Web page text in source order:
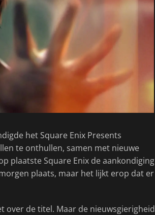
het Square Enix Presents
te onthullen, samen met nieuwe
plaatste Square Enix de aankondiging
plaats, maar het lijkt erop dat er
over de titel. Maar de nieuwsgierigheid